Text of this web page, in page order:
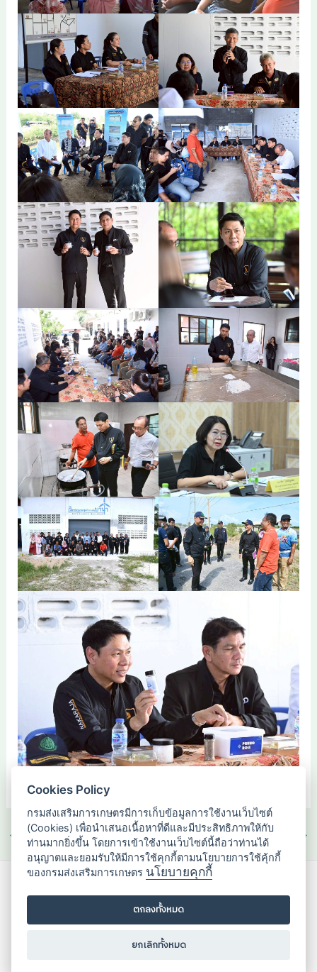
← Previous เรื่อง Next เรื่อง →
กองส่งเสริมวิสาหกิจชุมชน
2143/1 ถนนพหลโยธิน แขวงลาดยาว
เขตจตุจักร กรุงเทพมหานคร 10900
Cookies Policy
กรมส่งเสริมการเกษตรมีการเก็บข้อมูลการใช้งานเว็บไซต์
(Cookies) เพื่อนำเสนอเนื้อหาที่ดีและมีประสิทธิภาพให้กับ
ท่านมากยิ่งขึ้น โดยการเข้าใช้งานเว็บไซต์นี้ถือว่าท่านได้
อนุญาตและยอมรับให้มีการใช้คุกกี้ตามนโยบายการใช้คุ้กกี้
ของกรมส่งเสริมการเกษตร นโยบายคุกกี้
ตกลงทั้งหมด
ยกเลิกทั้งหมด